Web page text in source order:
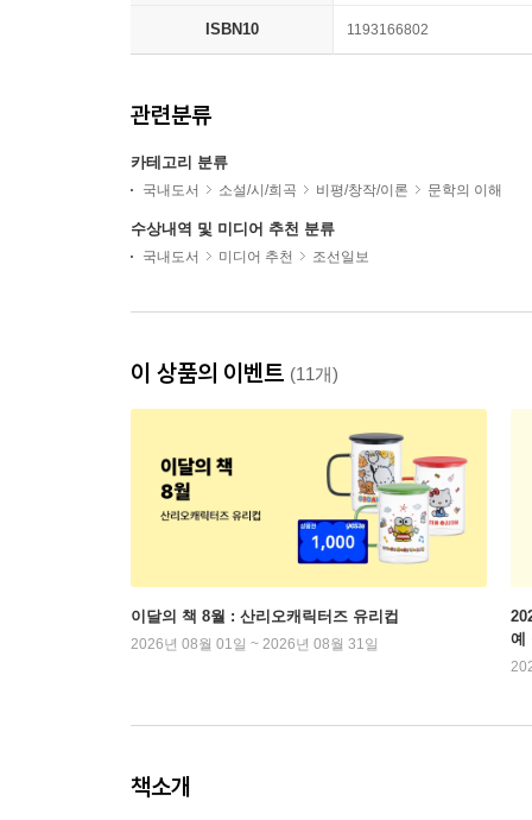
ISBN10 1193166802
관련분류
카테고리 분류
국내도서 소설/시/희곡 비평/창작/이론 문학의 이해
수상내역 및 미디어 추천 분류
국내도서 미디어 추천 조선일보
이 상품의 이벤트 (11개)
이달의 책 8월 : 산리오캐릭터즈 유리컵
2026년 08월 01일 ~ 2026년 08월 31일
예
책소개